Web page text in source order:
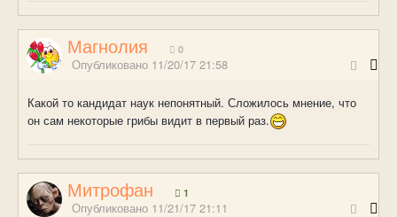
Магнолия 0
Опубликовано 11/20/17 21:58
Какой то кандидат наук непонятный. Сложилось мнение, что
он сам некоторые грибы видит в первый раз.
Митрофан 1
Опубликовано 11/21/17 21:11